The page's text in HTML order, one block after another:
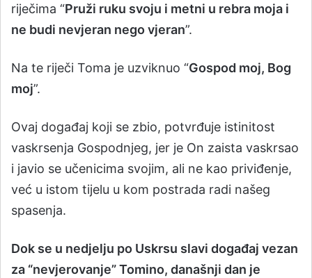
riječima “Pruži ruku svoju i metni u rebra moja i
ne budi nevjeran nego vjeran”.
Na te riječi Toma je uzviknuo “Gospod moj, Bog
moj”.
Ovaj događaj koji se zbio, potvrđuje istinitost
vaskrsenja Gospodnjeg, jer je On zaista vaskrsao
i javio se učenicima svojim, ali ne kao priviđenje,
već u istom tijelu u kom postrada radi našeg
spasenja.
Dok se u nedjelju po Uskrsu slavi događaj vezan
za “nevjerovanje” Tomino, današnji dan je